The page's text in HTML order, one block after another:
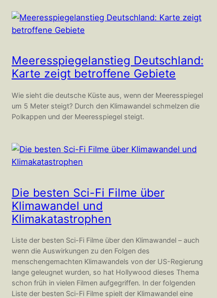
Meeresspiegelanstieg Deutschland:
Karte zeigt betroffene Gebiete
Wie sieht die deutsche Küste aus, wenn der Meeresspiegel
um 5 Meter steigt? Durch den Klimawandel schmelzen die
Polkappen und der Meeresspiegel steigt.
Die besten Sci-Fi Filme über
Klimawandel und
Klimakatastrophen
Liste der besten Sci-Fi Filme über den Klimawandel – auch
wenn die Auswirkungen zu den Folgen des
menschengemachten Klimawandels von der US-Regierung
lange geleugnet wurden, so hat Hollywood dieses Thema
schon früh in vielen Filmen aufgegriffen. In der folgenden
Liste der besten Sci-Fi Filme spielt der Klimawandel eine